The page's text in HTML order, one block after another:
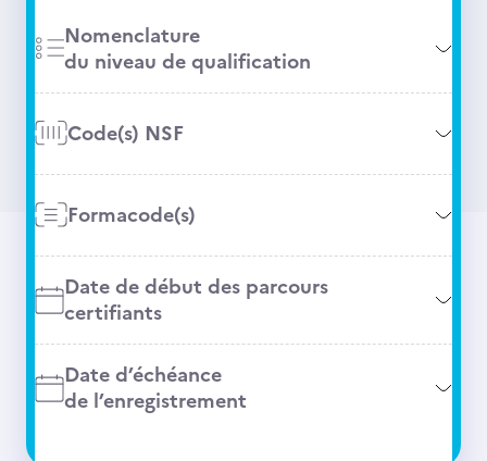
Nomenclature
du niveau de qualification
Code(s) NSF
Formacode(s)
Date de début des parcours
certifiants
Date d’échéance
de l’enregistrement